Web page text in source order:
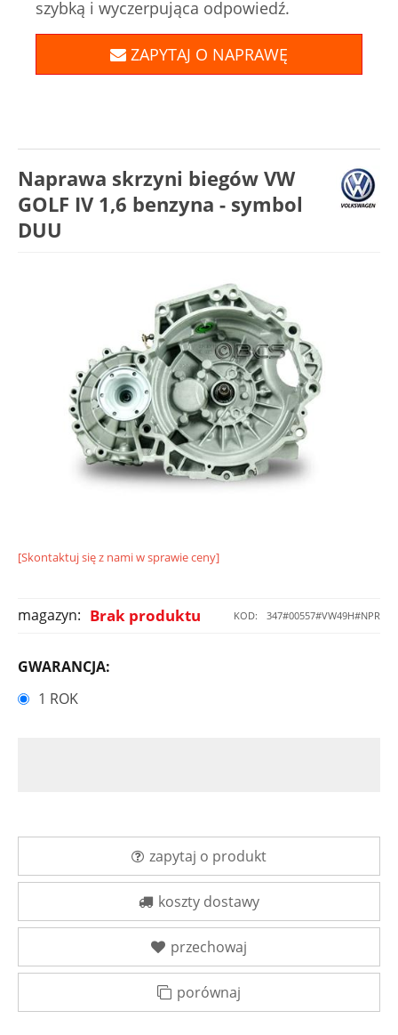
szybką i wyczerpująca odpowiedź.
ZAPYTAJ O NAPRAWĘ
Naprawa skrzyni biegów VW
GOLF IV 1,6 benzyna - symbol
DUU
[Skontaktuj się z nami w sprawie ceny]
KOD: 347#00557#VW49H#NPR
magazyn: Brak produktu
GWARANCJA:
1 ROK
zapytaj o produkt
koszty dostawy
przechowaj
porównaj